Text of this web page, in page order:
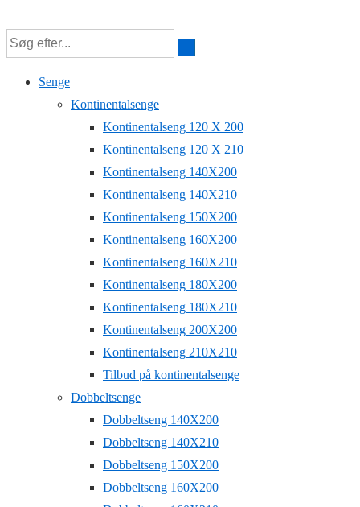
Hop
til
hovedindhold
Senge
Kontinentalsenge
Kontinentalseng 120 X 200
Kontinentalseng 120 X 210
Kontinentalseng 140X200
Kontinentalseng 140X210
Kontinentalseng 150X200
Kontinentalseng 160X200
Kontinentalseng 160X210
Kontinentalseng 180X200
Kontinentalseng 180X210
Kontinentalseng 200X200
Kontinentalseng 210X210
Tilbud på kontinentalsenge
Dobbeltsenge
Dobbeltseng 140X200
Dobbeltseng 140X210
Dobbeltseng 150X200
Dobbeltseng 160X200